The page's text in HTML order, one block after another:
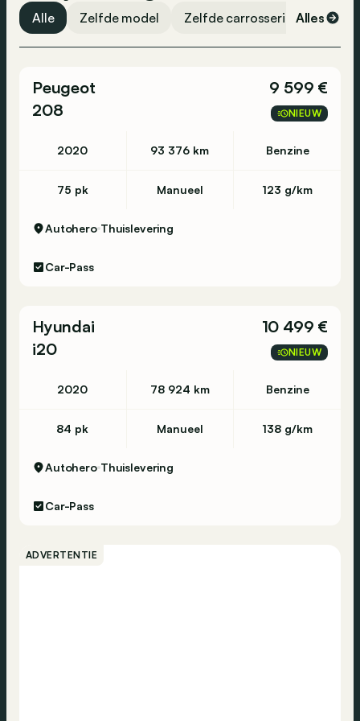
Regensensor
Snelheidsbeperkingsmogelijkheid
Verkeersinformatie
Telefoon
Bluetooth
Geïntegreerde muziekstreaming
Airbag bestuurder
Airbag passagier
ABS
ESP
Antislipregeling
Centrale vergrendeling
Banden spanningscontrole
Alle Zelfde model Zelfde carrosserievorm
Alles
Peugeot
208
9 599 €
NIEUW
2020 93 376 km Benzine
75 pk Manueel 123 g/km
Autohero Thuislevering
Car-Pass
Hyundai
i20
10 499 €
NIEUW
2020 78 924 km Benzine
84 pk Manueel 138 g/km
Autohero Thuislevering
Car-Pass
ADVERTENTIE